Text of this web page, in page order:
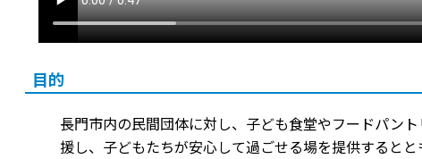
目的
長門市内の民間団体に対し、子ども食堂やフードパン
援し、子どもたちが安心して過ごせる場を提供すると